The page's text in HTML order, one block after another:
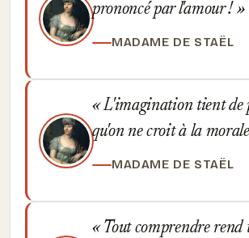
prononcé par l'amour !
MADAME DE STAËL
L'imagination tient de
qu'on ne croit à la
MADAME DE STAËL
Tout comprendre rend